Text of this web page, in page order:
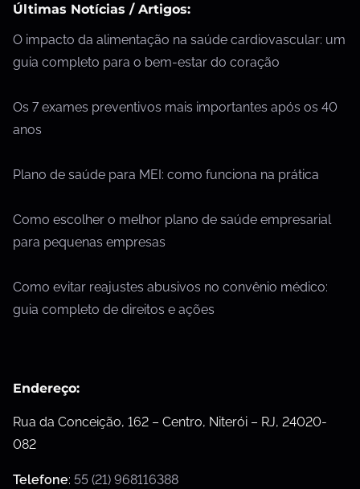
Últimas Notícias / Artigos:
O impacto da alimentação na saúde cardiovascular: um
guia completo para o bem-estar do coração
Os 7 exames preventivos mais importantes após os 40
anos
Plano de saúde para MEI: como funciona na prática
Como escolher o melhor plano de saúde empresarial
para pequenas empresas
Como evitar reajustes abusivos no convênio médico:
guia completo de direitos e ações
Endereço:
Rua da Conceição, 162 – Centro, Niterói – RJ, 24020-
082
Telefone: 55 (21) 968116388